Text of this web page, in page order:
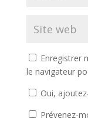
Enregistrer
le navigateur
Oui,
Prévenez-